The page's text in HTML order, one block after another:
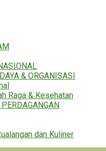
& ORGANISASI
Raga & Kesehatan
dan Kuliner